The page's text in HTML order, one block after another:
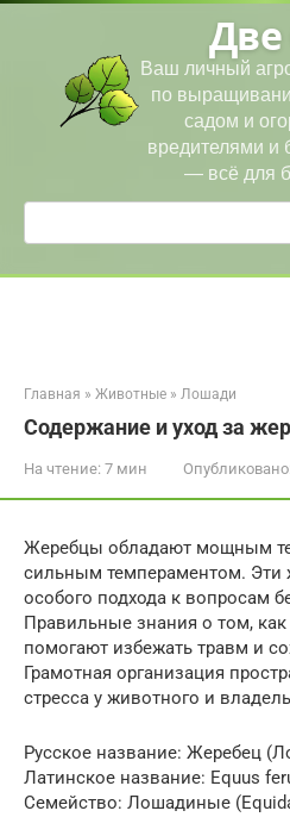
Перейти
Две
Ваш личный
по
садом и
вредителями и
— всё для
Поиск:
Главная » Животные » Лошади
Содержание и уход за
На чтение: 7 мин Опубликовано:
Жеребцы обладают мощным
сильным темпераментом. Эти
особого подхода к вопросам
Правильные знания о том,
помогают избежать травм и
Грамотная организация
стресса у животного и
Русское название: Жеребец
Латинское название: Equus
Семейство: Лошадиные